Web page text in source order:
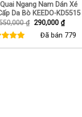
Ngang Nam Dán Xé
Da Bò KEEDO-KD5515
₫ Giá
290,000 ₫Giá
hiện
tại
Đã bán 779